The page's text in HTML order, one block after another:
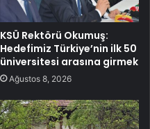
KSÜ Rektörü Okumuş:
Hedefimiz Türkiye’nin ilk 50
üniversitesi arasına girmek
Ağustos 8, 2026